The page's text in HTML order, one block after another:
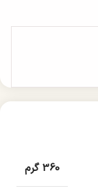
360 گرم